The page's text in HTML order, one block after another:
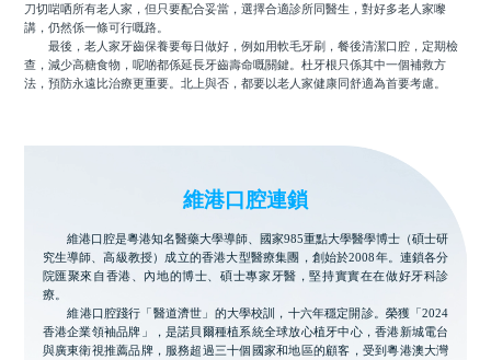
刀切啱哂所有老人家，但只要配合妥當，選擇合適診所同醫生，對好多老人家嚟
講，仍然係一條可行嘅路。
最後，老人家牙齒保養要每日做好，例如用軟毛牙刷，餐後清潔口腔，定期檢
查，減少高糖食物，呢啲都係延長牙齒壽命嘅關鍵。杜牙根只係其中一個補救方
法，預防永遠比治療更重要。北上與否，都要以老人家健康同舒適為首要考慮。
維港口腔連鎖
維港口腔是粵港知名醫藥大學導師、國家985重點大學醫學博士（碩士研
究生導師、高級教授）成立的香港大型醫療集團，創始於2008年。連鎖各分
院匯聚來自香港、內地的博士、碩士專家牙醫，堅持實實在在做好牙科診
療。
維港口腔踐行「醫道濟世」的大學校訓，十六年穩定開診。榮獲「2024
香港企業領袖品牌」，是諾貝爾種植系統全球放心植牙中心，香港新城電台
與廣東衛視推薦品牌，服務超過三十個國家和地區的顧客，受到粵港澳大灣